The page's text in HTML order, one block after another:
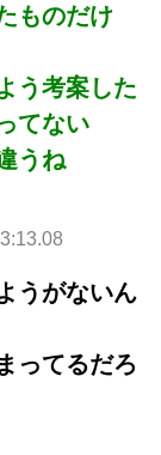
ものだけ
う考案した
てない
うね
うがないん
ってるだろ